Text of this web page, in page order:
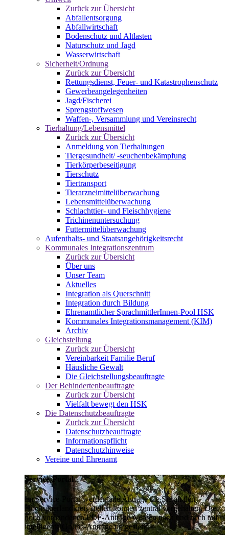
Zurück zur Übersicht
Abfallentsorgung
Abfallwirtschaft
Bodenschutz und Altlasten
Naturschutz und Jagd
Wasserwirtschaft
Sicherheit/Ordnung
Zurück zur Übersicht
Rettungsdienst, Feuer- und Katastrophenschutz
Gewerbeangelegenheiten
Jagd/Fischerei
Sprengstoffwesen
Waffen-, Versammlung und Vereinsrecht
Tierhaltung/Lebensmittel
Zurück zur Übersicht
Anmeldung von Tierhaltungen
Tiergesundheit/ -seuchenbekämpfung
Tierkörperbeseitigung
Tierschutz
Tiertransport
Tierarzneimittelüberwachung
Lebensmittelüberwachung
Schlachttier- und Fleischhygiene
Trichinenuntersuchung
Futtermittelüberwachung
Aufenthalts- und Staatsangehörigkeitsrecht
Kommunales Integrationszentrum
Zurück zur Übersicht
Über uns
Unser Team
Aktuelles
Integration als Querschnitt
Integration durch Bildung
Ehrenamtlicher SprachmittlerInnen-Pool HSK
Kommunales Integrationsmanagement (KIM)
Archiv
Gleichstellung
Zurück zur Übersicht
Vereinbarkeit Familie Beruf
Häusliche Gewalt
Die Gleichstellungsbeauftragte
Der Behindertenbeauftragte
Zurück zur Übersicht
Vielfalt bewegt den HSK
Die Datenschutzbeauftragte
Zurück zur Übersicht
Datenschutzbeauftragte
Informationspflicht
Datenschutzhinweise
Vereine und Ehrenamt
Service-Portal
Im Service-Portal werden alle Anträge die Sie an den
Hochsauerlandkreis stellen können zentral vorgehalten. Die
noch vorhandenen PDF-Anträge werden nach und nach auf
intelligente Online-Anträge umgestellt.